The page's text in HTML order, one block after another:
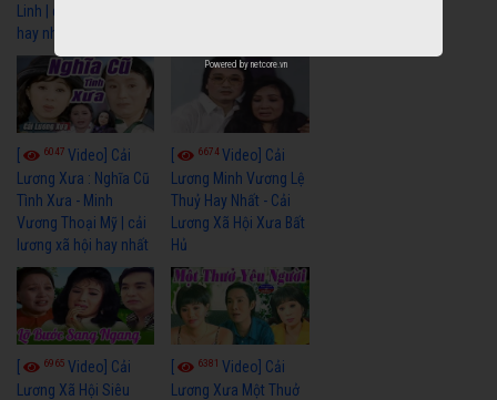
Linh | cải lương xã hội
hay nhất
6047 Video] Cải
Lương Xưa : Nghĩa Cũ
Tình Xưa - Minh
Vương Thoại Mỹ | cải
lương xã hội hay nhất
6674Video] Cải
Lương Minh Vương Lệ
Thuỷ Hay Nhất - Cải
Lương Xã Hội Xưa Bất
Hủ
6965 Video] Cải
Lương Xã Hội Siêu
6381Video] Cải
Lương Xưa Một Thuở
Powered by netcore.vn